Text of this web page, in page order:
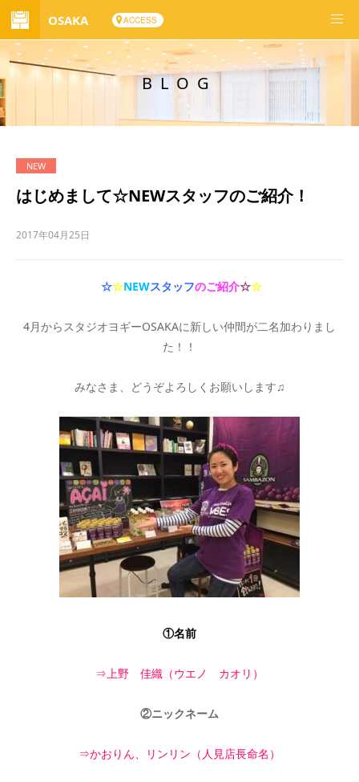
OSAKA ACCESS
BLOG
はじめまして☆NEWスタッフのご紹介！
2017年04月25日
☆☆NEWスタッフのご紹介☆☆
4月からスタジオヨギーOSAKAに新しい仲間が二名加わりまし
た！！
みなさま、どうぞよろしくお願いします♫
①名前
⇒上野 佳織（ウエノ カオリ）
②ニックネーム
⇒かおりん、リンリン（人見店長命名）